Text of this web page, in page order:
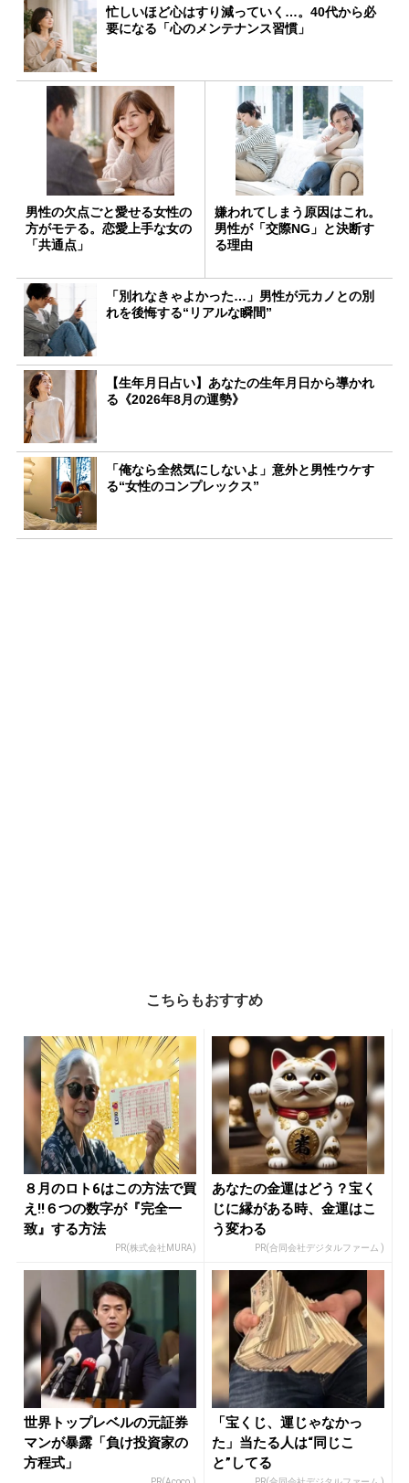
忙しいほど心はすり減っていく…。40代から必
要になる「心のメンテナンス習慣」
男性の欠点ごと愛せる女性の
方がモテる。恋愛上手な女の
「共通点」
嫌われてしまう原因はこれ。
男性が「交際NG」と決断す
る理由
「別れなきゃよかった…」男性が元カノとの別
れを後悔する“リアルな瞬間”
【生年月日占い】あなたの生年月日から導かれ
る《2026年8月の運勢》
「俺なら全然気にしないよ」意外と男性ウケす
る“女性のコンプレックス”
こちらもおすすめ
８月のロト6はこの方法で買
え!!６つの数字が『完全一
致』する方法
PR(株式会社MURA)
あなたの金運はどう？宝く
じに縁がある時、金運はこ
う変わる
PR(合同会社デジタルファーム )
世界トップレベルの元証券
マンが暴露「負け投資家の
方程式」
「宝くじ、運じゃなかっ
た」当たる人は“同じこ
と”してる